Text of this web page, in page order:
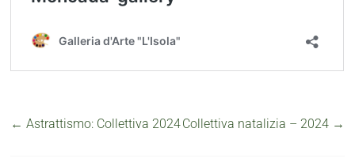
← Astrattismo: Collettiva 2024Collettiva natalizia – 2024 →